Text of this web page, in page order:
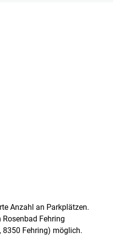
Anzahl an Parkplätzen.
Fehring
8350 Fehring) möglich.